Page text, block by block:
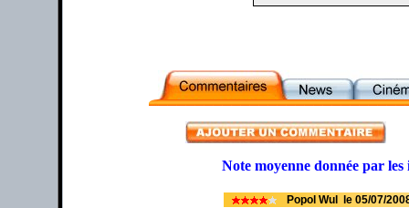
Note moyenne donnée par
Popol Wul le 05/07/